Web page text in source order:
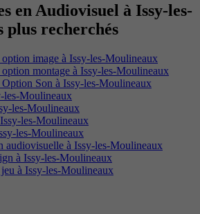
en Audiovisuel à Issy-les-
plus recherchés
image à Issy-les-Moulineaux
montage à Issy-les-Moulineaux
Son à Issy-les-Moulineaux
les-Moulineaux
les-Moulineaux
les-Moulineaux
les-Moulineaux
audiovisuelle à Issy-les-Moulineaux
à Issy-les-Moulineaux
à Issy-les-Moulineaux